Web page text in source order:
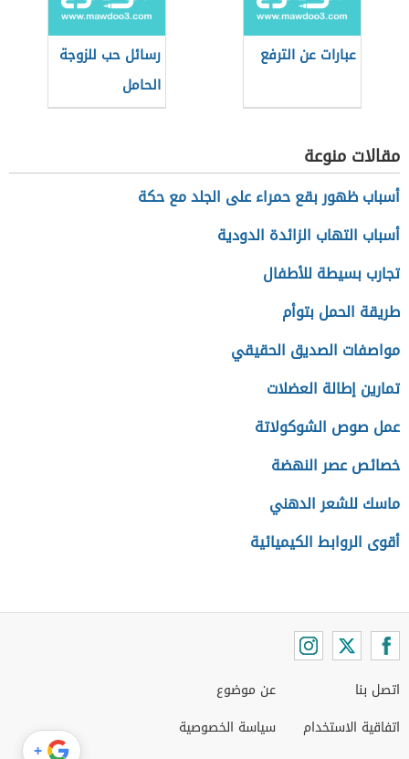
عبارات عن الترفع
رسائل حب للزوجة
الحامل
مقالات منوعة
أسباب ظهور بقع حمراء على الجلد مع حكة
أسباب التهاب الزائدة الدودية
تجارب بسيطة للأطفال
طريقة الحمل بتوأم
مواصفات الصديق الحقيقي
تمارين إطالة العضلات
عمل صوص الشوكولاتة
خصائص عصر النهضة
ماسك للشعر الدهني
أقوى الروابط الكيميائية
اتصل بنا
اتفاقية الاستخدام
عن موضوع
سياسة الخصوصية
+